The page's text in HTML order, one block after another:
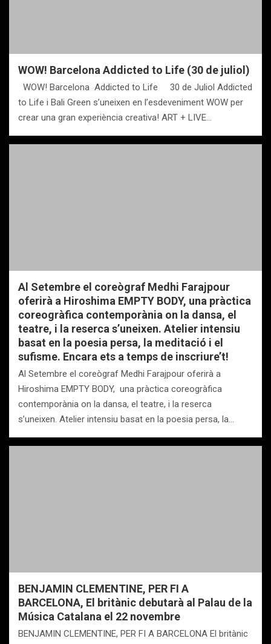
WOW! Barcelona Addicted to Life (30 de juliol)
WOW! Barcelona Addicted to Life 30 de Juliol Addicted
to Life i Bali Green s’uneixen en l’esdeveniment WOW per
crear una gran experiència creativa! ART + LIVE…
Al Setembre el coreògraf Medhi Farajpour
oferirà a Hiroshima EMPTY BODY, una pràctica
coreogràfica contemporània on la dansa, el
teatre, i la reserca s’uneixen. Atelier intensiu
basat en la poesia persa, la meditació i el
sufisme. Encara ets a temps de inscriure’t!
Al Setembre el coreògraf Medhi Farajpour oferirà a
Hiroshima EMPTY BODY, una pràctica coreogràfica
contemporània on la dansa, el teatre, i la reserca
s’uneixen. Atelier intensiu basat en la poesia persa, la…
BENJAMIN CLEMENTINE, PER FI A
BARCELONA, El britànic debutarà al Palau de la
Música Catalana el 22 novembre
BENJAMIN CLEMENTINE, PER FI A BARCELONA El britànic